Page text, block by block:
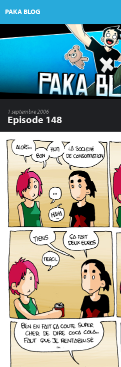
PAKA BLOG
1 septembre 2006
Episode 148